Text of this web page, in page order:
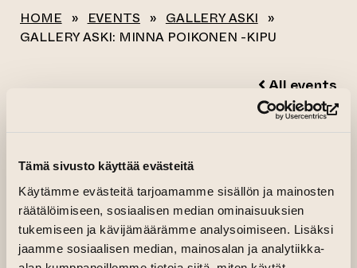
Tämä sivusto käyttää evästeitä
Käytämme evästeitä tarjoamamme sisällön ja mainosten
räätälöimiseen, sosiaalisen median ominaisuuksien
tukemiseen ja kävijämäärämme analysoimiseen. Lisäksi
jaamme sosiaalisen median, mainosalan ja analytiikka-
HOME » EVENTS » GALLERY ASKI »
GALLERY ASKI: MINNA POIKONEN -KIPU
All events
GALLERY ASKI:
MINNA POIKONEN -
KIPU
30.01.2025 kl. 17.00—19.00
31.01.2025 kl. 12.00—18.00